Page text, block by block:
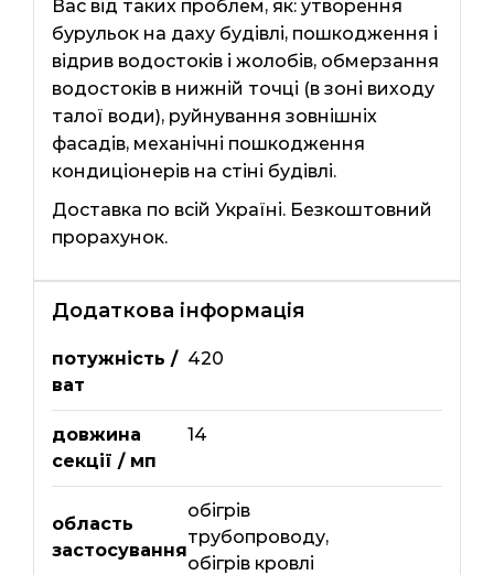
Вас від таких проблем, як: утворення
бурульок на даху будівлі, пошкодження і
відрив водостоків і жолобів, обмерзання
водостоків в нижній точці (в зоні виходу
талої води), руйнування зовнішніх
фасадів, механічні пошкодження
кондиціонерів на стіні будівлі.
Доставка по всій Україні. Безкоштовний
прорахунок.
Додаткова інформація
потужність /
ват
420
довжина
секції / мп
14
область
застосування
обігрів
трубопроводу,
обігрів кровлі